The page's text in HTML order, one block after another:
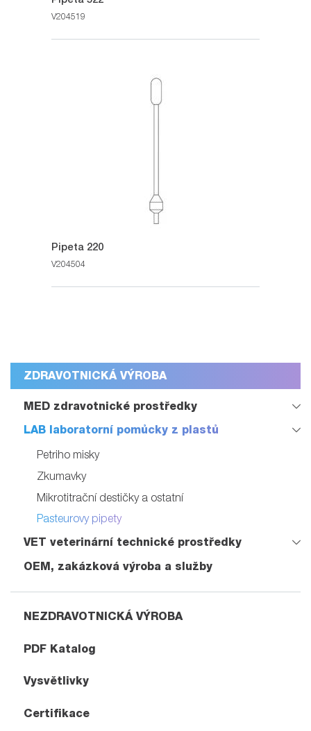
ZDRAVOTNICKÁ VÝROBA
MED zdravotnické prostředky
LAB laboratorní pomůcky z plastů
Petriho misky
Zkumavky
Mikrotitrační destičky a ostatní
Pasteurovy pipety
VET veterinární technické prostředky
OEM, zakázková výroba a služby
NEZDRAVOTNICKÁ VÝROBA
PDF Katalog
Vysvětlivky
Certifikace
V204519
Pipeta 220
V204504